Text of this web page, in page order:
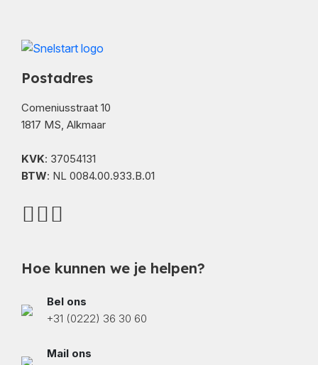
Postadres
Comeniusstraat 10
1817 MS, Alkmaar
KVK: 37054131
BTW: NL 0084.00.933.B.01
Hoe kunnen we je helpen?
Bel ons
+31 (0222) 36 30 60
Mail ons